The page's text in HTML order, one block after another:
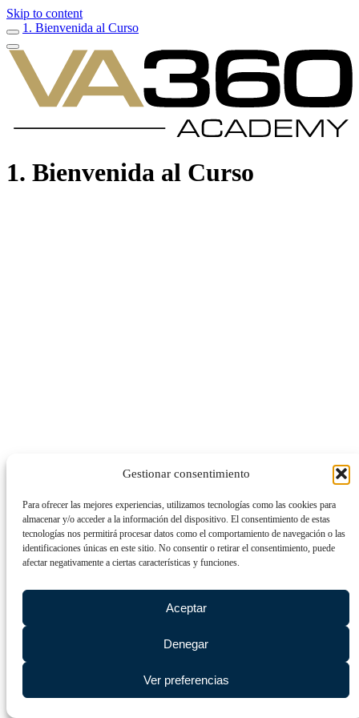
Gestionar consentimiento
Para ofrecer las mejores experiencias, utilizamos tecnologías como las cookies para
almacenar y/o acceder a la información del dispositivo. El consentimiento de estas
tecnologías nos permitirá procesar datos como el comportamiento de navegación o las
identificaciones únicas en este sitio. No consentir o retirar el consentimiento, puede
afectar negativamente a ciertas características y funciones.
Aceptar
Denegar
Ver preferencias
Skip to content
1. Bienvenida al Curso
1. Bienvenida al Curso